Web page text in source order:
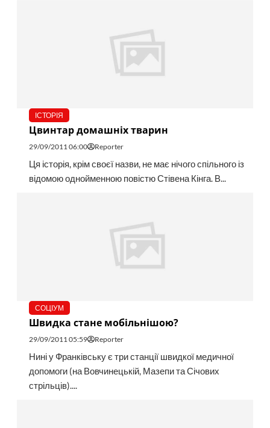
ІСТОРІЯ
Цвинтар домашніх тварин
29/09/2011 06:00 Reporter
Ця історія, крім своєї назви, не має нічого спільного із
відомою однойменною повістю Стівена Кінга. В...
СОЦІУМ
Швидка стане мобільнішою?
29/09/2011 05:59 Reporter
Нині у Франківську є три стан­ції швидкої медичної
допомоги (на Вовчинецькій, Мазепи та Січових
стрільців)....